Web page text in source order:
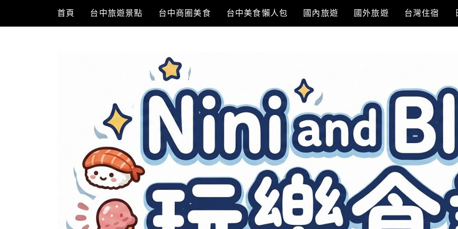
content
首頁 台中旅遊景點 台中商圈美食 台中美食懶人包 國內旅遊 國外旅遊 台灣住宿